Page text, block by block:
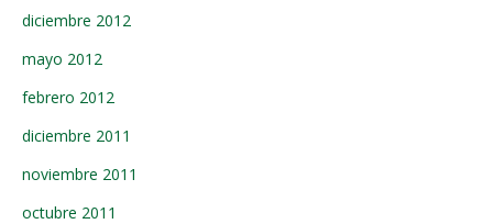
diciembre 2012
mayo 2012
febrero 2012
diciembre 2011
noviembre 2011
octubre 2011